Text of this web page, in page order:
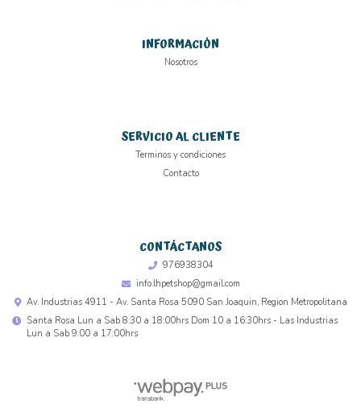
INFORMACIÓN
Nosotros
SERVICIO AL CLIENTE
Terminos y condiciones
Contacto
CONTÁCTANOS
976938304
info.lhpetshop@gmail.com
Av. Industrias 4911 - Av. Santa Rosa 5090 San Joaquin, Region Metropolitana
Santa Rosa Lun a Sab 8:30 a 18:00hrs Dom 10 a 16:30hrs - Las Industrias
Lun a Sab 9:00 a 17:00hrs